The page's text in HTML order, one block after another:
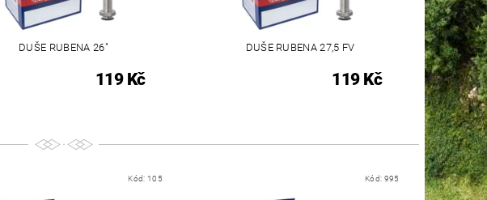
DUŠE RUBENA 26"
119 Kč
DUŠE RUBENA 27,5 FV
119 Kč
Kód: 105 Kód: 995